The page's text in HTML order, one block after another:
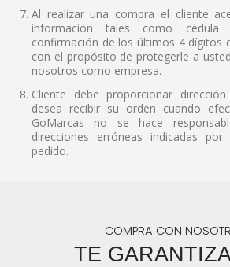
Al realizar una compra el cliente
información tales como
confirmación de los últimos 4 dígitos
con el propósito de protegerle a
nosotros como empresa.
Cliente debe proporcionar
desea recibir su orden cuando
GoMarcas no se hace
direcciones erróneas indicadas
pedido.
COMPRA CON
TE